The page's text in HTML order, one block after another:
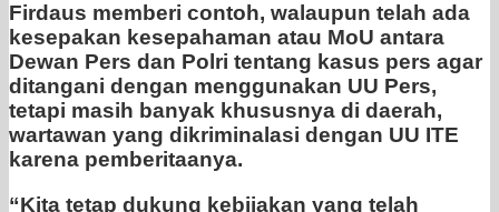
Firdaus memberi contoh, walaupun telah ada
kesepakan kesepahaman atau MoU antara
Dewan Pers dan Polri tentang kasus pers agar
ditangani dengan menggunakan UU Pers,
tetapi masih banyak khususnya di daerah,
wartawan yang dikriminalasi dengan UU ITE
karena pemberitaanya.
“Kita tetap dukung kebijakan yang telah